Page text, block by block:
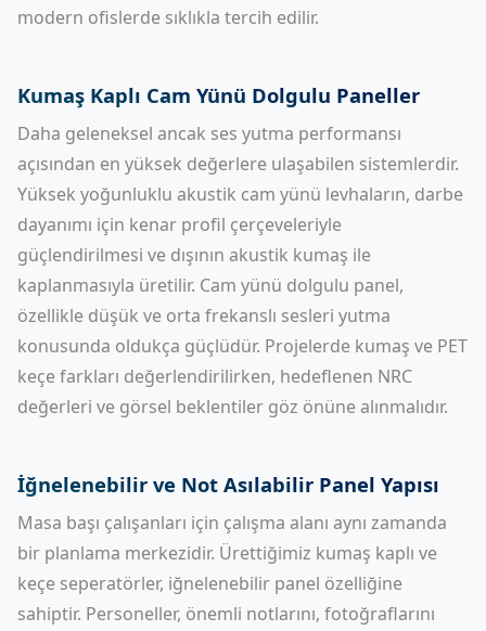
modern ofislerde sıklıkla tercih edilir.
Kumaş Kaplı Cam Yünü Dolgulu Paneller
Daha geleneksel ancak ses yutma performansı
açısından en yüksek değerlere ulaşabilen sistemlerdir.
Yüksek yoğunluklu akustik cam yünü levhaların, darbe
dayanımı için kenar profil çerçeveleriyle
güçlendirilmesi ve dışının akustik kumaş ile
kaplanmasıyla üretilir. Cam yünü dolgulu panel,
özellikle düşük ve orta frekanslı sesleri yutma
konusunda oldukça güçlüdür. Projelerde kumaş ve PET
keçe farkları değerlendirilirken, hedeflenen NRC
değerleri ve görsel beklentiler göz önüne alınmalıdır.
İğnelenebilir ve Not Asılabilir Panel Yapısı
Masa başı çalışanları için çalışma alanı aynı zamanda
bir planlama merkezidir. Ürettiğimiz kumaş kaplı ve
keçe seperatörler, iğnelenebilir panel özelliğine
sahiptir. Personeller, önemli notlarını, fotoğraflarını